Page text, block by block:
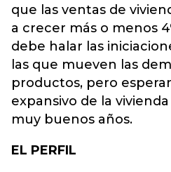
que las ventas de
a crecer más o menos
debe halar las
las que mueven las
productos, pero
expansivo de la
muy buenos años.
EL PERFIL